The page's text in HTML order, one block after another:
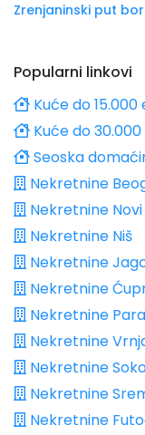
Zrenjaninski put
Popularni linkovi
Kuće do 15.000
Kuće do
Seoska
Nekretnine
Nekretnine Novi
Nekretnine Niš
Nekretnine
Nekretnine
Nekretnine
Nekretnine
Nekretnine
Nekretnine
Nekretnine